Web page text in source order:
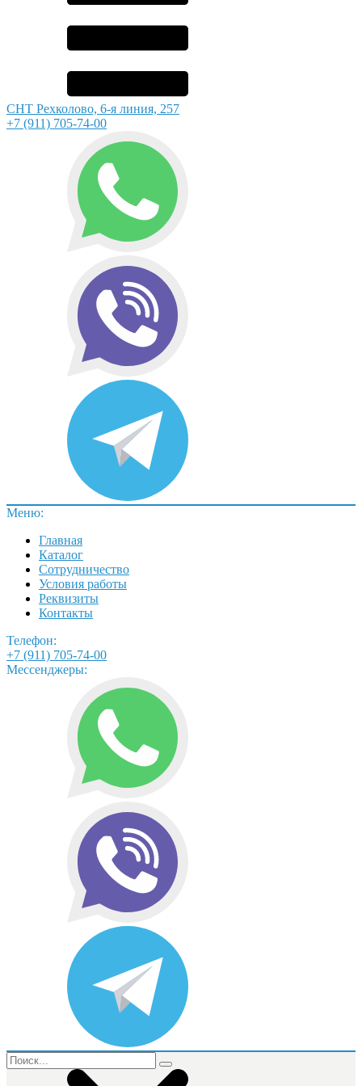
СНТ Рехколово, 6-я линия, 257
+7 (911) 705-74-00
Меню:
Главная
Каталог
Сотрудничество
Условия работы
Реквизиты
Контакты
Телефон:
+7 (911) 705-74-00
Мессенджеры: